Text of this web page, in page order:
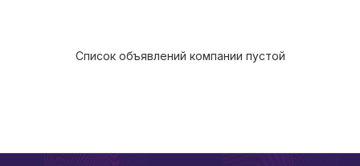
Список объявлений компании пустой